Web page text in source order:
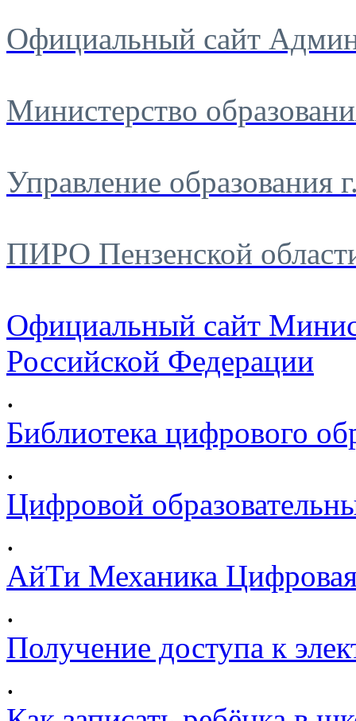
Официальный сайт
Министерство
Управление образования
ПИРО Пензенской
Официальный сайт
Российской Федерации
.
Библиотека цифрового
.
Цифровой
.
АйТи Механика
.
Получение доступа к
.